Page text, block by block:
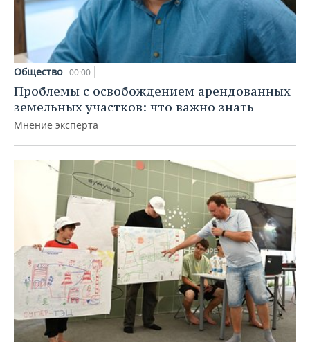
Общество 00:00
Проблемы с освобождением арендованных
земельных участков: что важно знать
Мнение эксперта